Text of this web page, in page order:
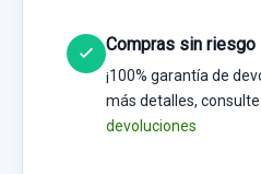
Compras sin riesgo
¡100% garantía de
más detalles,
devoluciones